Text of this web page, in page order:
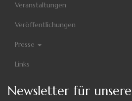
Veranstaltungen
Veröffentlichungen
Presse
Links
Newsletter für